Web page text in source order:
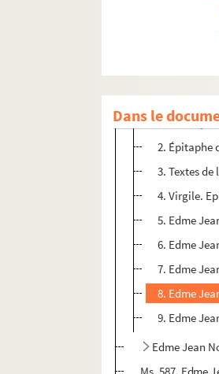
Dans le
Fonds Danièle-
Fonds Charles-
Ms. 576. Conte,
1. La soupe
2. Épitaphe
3. Textes
4. Virgile.
5. Edme
6. Edme
7. Edme
8. Edme
9. Edme
Edme Jean